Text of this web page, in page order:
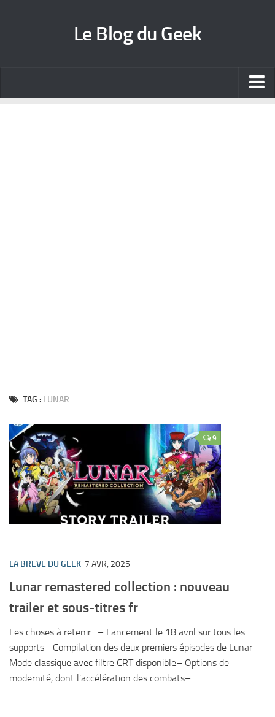
Le Blog du Geek
TAG : LUNAR
9
LA BREVE DU GEEK 7 AVR, 2025
Lunar remastered collection : nouveau
trailer et sous-titres fr
Les choses à retenir : – Lancement le 18 avril sur tous les
supports– Compilation des deux premiers épisodes de Lunar–
Mode classique avec filtre CRT disponible– Options de
modernité, dont l’accélération des combats–...